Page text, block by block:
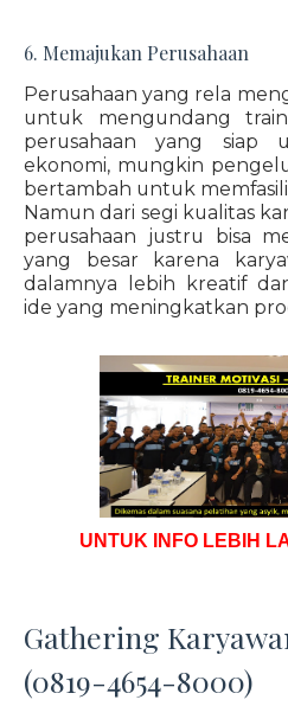
6. Memajukan Perusahaan
Perusahaan yang rela
untuk mengundang
perusahaan yang siap
ekonomi, mungkin
bertambah untuk
Namun dari segi kualitas
perusahaan justru bisa
yang besar karena
dalamnya lebih kreatif
ide yang meningkatkan
UNTUK INFO LEBIH
Gathering
(0819-4654-8000)